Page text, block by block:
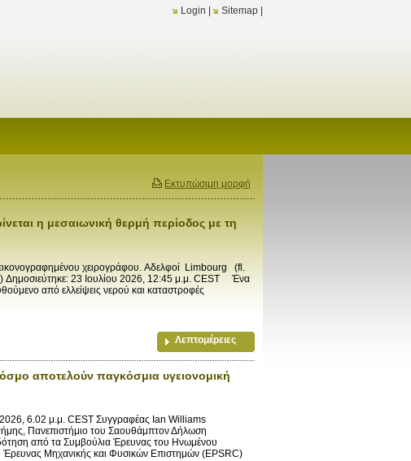
Login Sitemap
Εκτυπώσιμη μορφή
η μεσαιωνική θερμή περίοδος με τη
χειρογράφου. Αδελφοί Limbourg (fl.
23 Ιουλίου 2026, 12:45 μ.μ. CEST Ένα
από ελλείψεις νερού και καταστροφές
Λεπτομέρειες
αποτελούν παγκόσμια υγειονομική
6.02 μ.μ. CEST Συγγραφέας Ian Williams
Πανεπιστήμιο του Σαουθάμπτον Δήλωση
από τα Συμβούλια Έρευνας του Ηνωμένου
Έρευνας Μηχανικής και Φυσικών Επιστημών (EPSRC)